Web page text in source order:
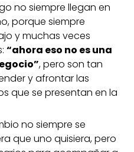
no siempre llegan en
porque siempre
y muchas veces
“ahora eso no es una
, pero son tan
y afrontar las
que se presentan en la
no siempre se
que uno quisiera, pero